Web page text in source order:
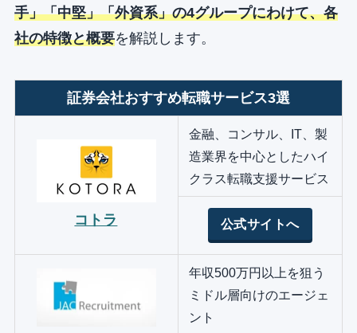
手」「中堅」「外資系」の4グループにわけて、各
社の特徴と概要を解説します。
証券会社おすすめ転職サービス3選
コトラ
金融、コンサル、IT、製
造業界を中心としたハイ
クラス転職支援サービス
公式サイトへ
年収500万円以上を狙う
ミドル層向けのエージェ
ント